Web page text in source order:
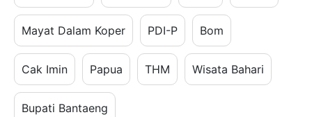
Mayat Dalam Koper PDI-P Bom
Cak Imin Papua THM Wisata Bahari
Bupati Bantaeng